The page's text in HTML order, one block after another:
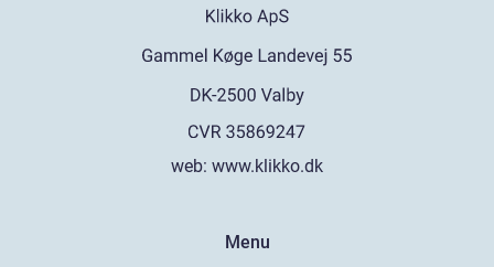
web: www.klikko.dk
Menu